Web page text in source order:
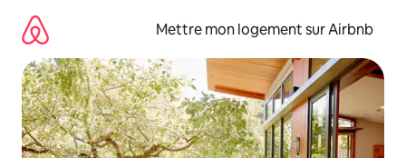
directement
contenu
Mettre mon logement sur Airbnb